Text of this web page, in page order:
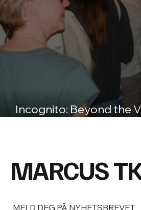
Incognito: Beyond the
MARCUS
MELD DEG PÅ NYHETSBREVET